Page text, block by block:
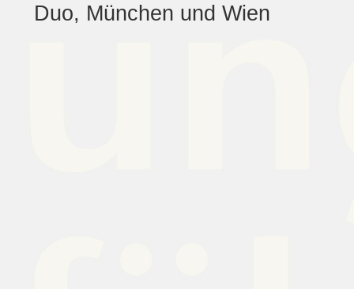
Duo, München und Wien